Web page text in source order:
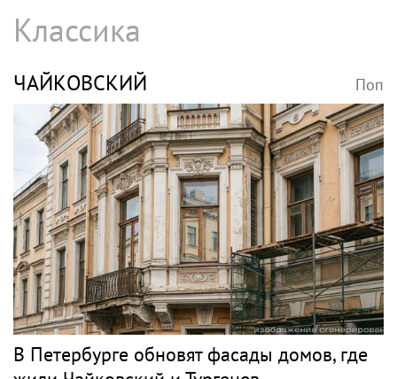
Классика
ЧАЙКОВСКИЙ Поп
В Петербурге обновят фасады домов, где